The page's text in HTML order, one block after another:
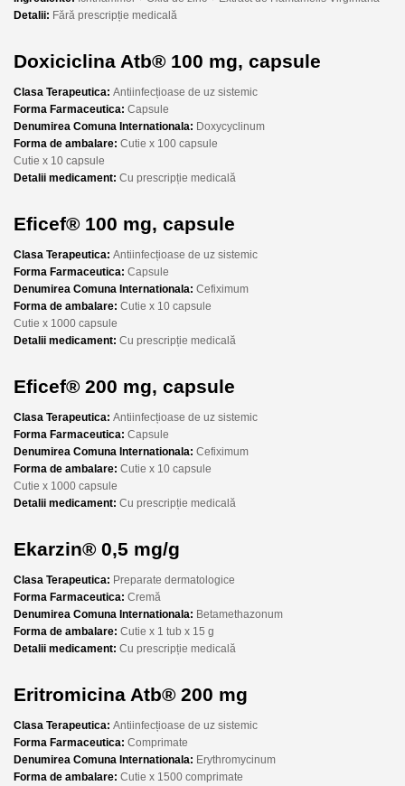
Detalii: Fără prescripție medicală
Doxiciclina Atb® 100 mg, capsule
Clasa Terapeutica: Antiinfecțioase de uz sistemic
Forma Farmaceutica: Capsule
Denumirea Comuna Internationala: Doxycyclinum
Forma de ambalare: Cutie x 100 capsule
Cutie x 10 capsule
Detalii medicament: Cu prescripție medicală
Eficef® 100 mg, capsule
Clasa Terapeutica: Antiinfecțioase de uz sistemic
Forma Farmaceutica: Capsule
Denumirea Comuna Internationala: Cefiximum
Forma de ambalare: Cutie x 10 capsule
Cutie x 1000 capsule
Detalii medicament: Cu prescripție medicală
Eficef® 200 mg, capsule
Clasa Terapeutica: Antiinfecțioase de uz sistemic
Forma Farmaceutica: Capsule
Denumirea Comuna Internationala: Cefiximum
Forma de ambalare: Cutie x 10 capsule
Cutie x 1000 capsule
Detalii medicament: Cu prescripție medicală
Ekarzin® 0,5 mg/g
Clasa Terapeutica: Preparate dermatologice
Forma Farmaceutica: Cremă
Denumirea Comuna Internationala: Betamethazonum
Forma de ambalare: Cutie x 1 tub x 15 g
Detalii medicament: Cu prescripție medicală
Eritromicina Atb® 200 mg
Clasa Terapeutica: Antiinfecțioase de uz sistemic
Forma Farmaceutica: Comprimate
Denumirea Comuna Internationala: Erythromycinum
Forma de ambalare: Cutie x 1500 comprimate